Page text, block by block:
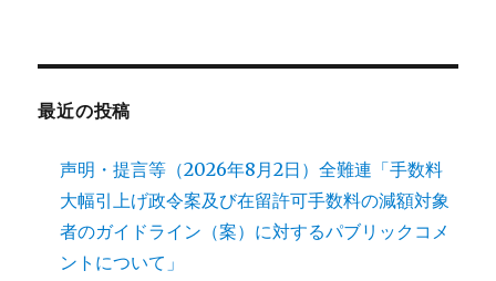
最近の投稿
声明・提言等（2026年8月2日）全難連「手数料
大幅引上げ政令案及び在留許可手数料の減額対象
者のガイドライン（案）に対するパブリックコメ
ントについて」